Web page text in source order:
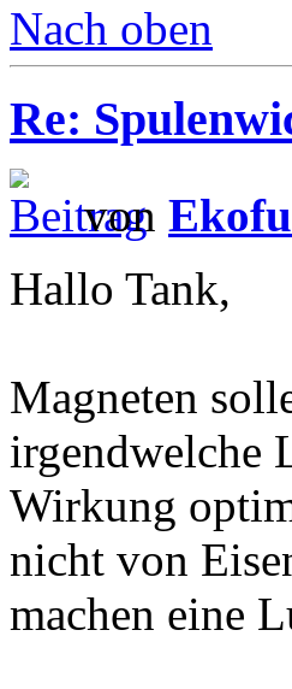
Nach oben
Re:
von
Hallo Tank,
Magneten
irgendwelche
Wirkung
nicht von
machen eine